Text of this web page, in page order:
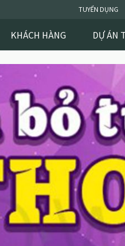
TUYỂN DỤNG
KHÁCH HÀNG DỰ ÁN